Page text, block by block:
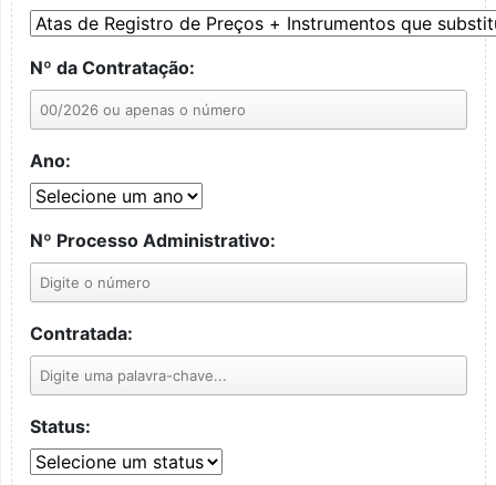
Nº da Contratação:
Ano:
Nº Processo Administrativo:
Contratada:
Status: